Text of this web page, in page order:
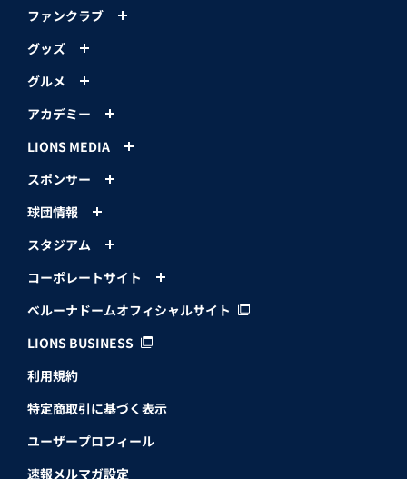
ファンクラブ
グッズ
グルメ
アカデミー
LIONS MEDIA
スポンサー
球団情報
スタジアム
コーポレートサイト
ベルーナドームオフィシャルサイト
LIONS BUSINESS
利用規約
特定商取引に基づく表示
ユーザープロフィール
速報メルマガ設定